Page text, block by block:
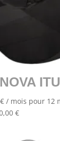
€ / mois pour 12
€